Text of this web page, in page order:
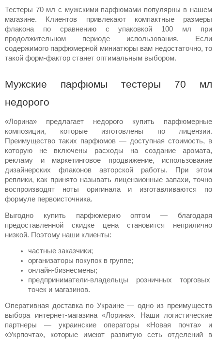
Тестеры 70 мл с мужскими парфюмами популярны в нашем
магазине. Клиентов привлекают компактные размеры
флакона по сравнению с упаковкой 100 мл при
продолжительном периоде использования. Если
содержимого парфюмерной миниатюры вам недостаточно, то
такой форм-фактор станет оптимальным выбором.
Мужские парфюмы тестеры 70 мл
недорого
«Лорина» предлагает недорого купить
композиции, которые изготовлены по лицензии.
Преимущество таких парфюмов — доступная стоимость, в
которую не включены расходы на создание аромата,
рекламу и маркетинговое продвижение, использование
дизайнерских флаконов авторской работы. При этом
реплики, как принято называть лицензионные запахи, точно
воспроизводят ноты оригинала и изготавливаются по
формуле первоисточника.
Выгодно купить парфюмерию оптом — благодаря
предоставленной скидке цена становится неприлично
низкой. Поэтому наши клиенты:
частные заказчики;
организаторы покупок в группе;
онлайн-бизнесмены;
предприниматели-владельцы розничных торговых
точек и магазинов.
Оперативная доставка по Украине — одно из преимуществ
выбора интернет-магазина «Лорина». Наши логистические
партнеры — украинские операторы «Новая почта» и
«Укрпочта», которые имеют развитую сеть отделений в